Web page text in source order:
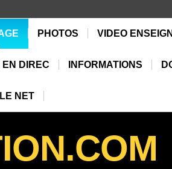
PHOTOS VIDEO
DIREC INFORMATIONS
NET